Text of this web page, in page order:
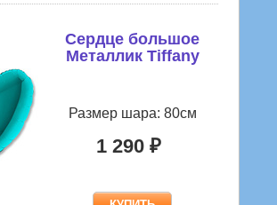
Сердце большое
Металлик Tiffany
Размер шара: 80см
1 290 ₽